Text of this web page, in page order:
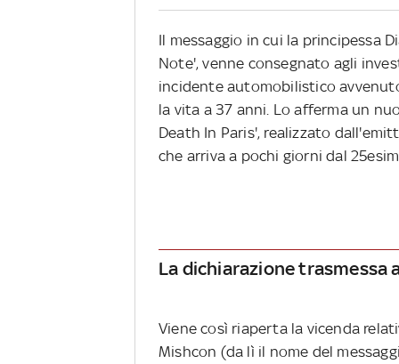
Il messaggio in cui la principessa
Note', venne consegnato agli
incidente automobilistico
la vita a 37 anni. Lo afferma un
Death In Paris', realizzato
che arriva a pochi giorni dal
La dichiarazione trasmessa
Viene così riaperta la vicenda
Mishcon (da lì il nome del